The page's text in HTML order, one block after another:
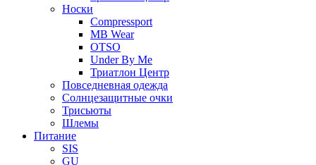
Носки
Compressport
MB Wear
OTSO
Under By Me
Триатлон Центр
Повседневная одежда
Солнцезащитные очки
Трисьюты
Шлемы
Питание
SIS
GU